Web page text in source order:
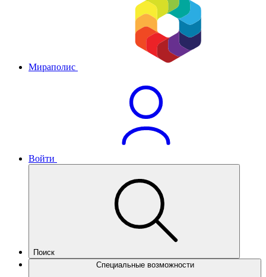
Мираполис
Войти
Поиск
Специальные возможности